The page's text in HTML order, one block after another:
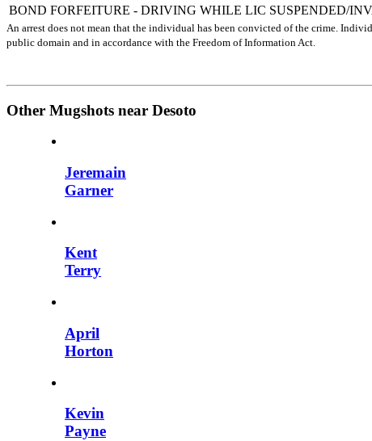
BOND FORFEITURE - DRIVING WHILE LIC SUSPENDED/
An arrest does not mean that the individual has been convicted of the crime.
public domain and in accordance with the Freedom of Information Act.
Other Mugshots near Desoto
Jeremain
Garner
Kent
Terry
April
Horton
Kevin
Payne